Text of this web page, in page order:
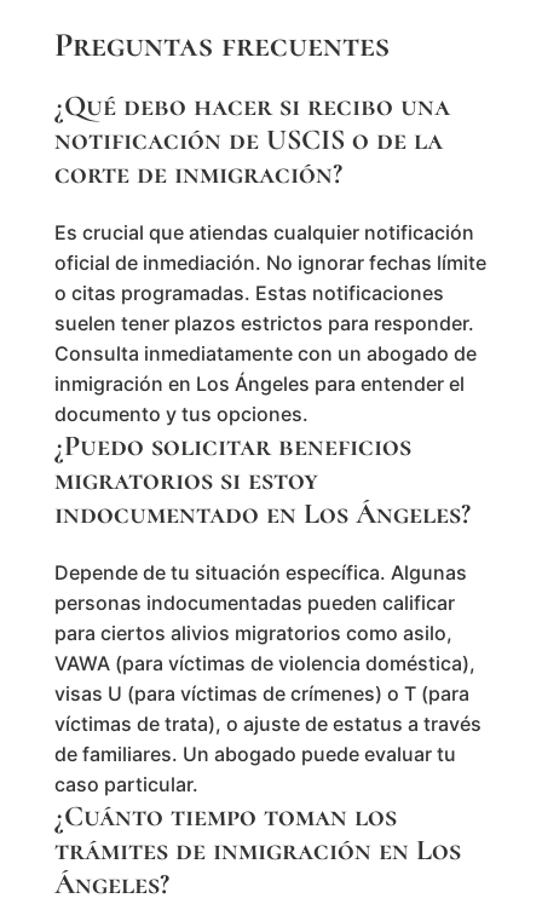
Preguntas frecuentes
¿Qué debo hacer si recibo una
notificación de USCIS o de la
corte de inmigración?
Es crucial que atiendas cualquier notificación
oficial de inmediación. No ignorar fechas límite
o citas programadas. Estas notificaciones
suelen tener plazos estrictos para responder.
Consulta inmediatamente con un abogado de
inmigración en Los Ángeles para entender el
documento y tus opciones.
¿Puedo solicitar beneficios
migratorios si estoy
indocumentado en Los Ángeles?
Depende de tu situación específica. Algunas
personas indocumentadas pueden calificar
para ciertos alivios migratorios como asilo,
VAWA (para víctimas de violencia doméstica),
visas U (para víctimas de crímenes) o T (para
víctimas de trata), o ajuste de estatus a través
de familiares. Un abogado puede evaluar tu
caso particular.
¿Cuánto tiempo toman los
trámites de inmigración en Los
Ángeles?